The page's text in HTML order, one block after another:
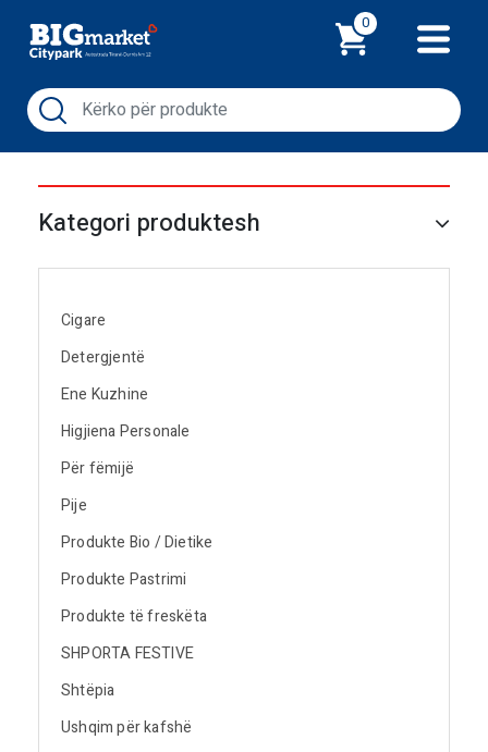
0
Kategori produktesh
Cigare
Detergjentë
Ene Kuzhine
Higjiena Personale
Për fëmijë
Pije
Produkte Bio / Dietike
Produkte Pastrimi
Produkte të freskëta
SHPORTA FESTIVE
Shtëpia
Ushqim për kafshë